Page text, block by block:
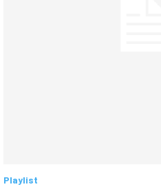
Playlist